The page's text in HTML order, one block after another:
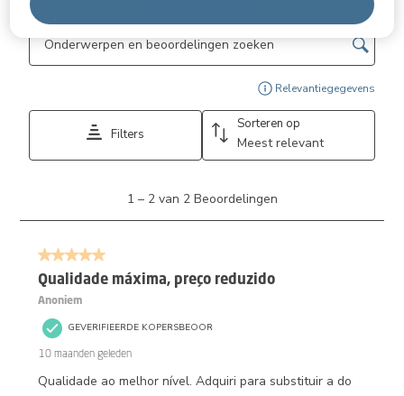
Relevantiegegevens
Filters
Sorteren op
Meest relevant
2
Beoordelingen.
1 – 2 van 2 Beoordelingen
5 van 5 sterren.
Qualidade máxima, preço reduzido
Anoniem
GEVERIFIEERDE KOPERSBEOOR
10 maanden geleden
Qualidade ao melhor nível. Adquiri para substituir a do